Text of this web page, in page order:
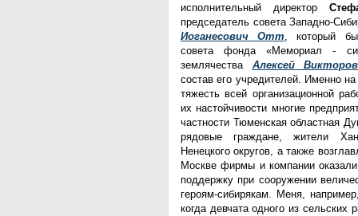
исполнительный директор
председатель совета Западно-
Иоганесович Отт, который
совета фонда «Мемориал -
землячества Алексей
состав его учредителей. Именно
тяжесть всей организационной
их настойчивости многие
частности Тюменская областная
рядовые граждане, жители
Ненецкого округов, а также
Москве фирмы и компании
поддержку при сооружении
героям-сибирякам. Меня,
когда девчата одного из сельских